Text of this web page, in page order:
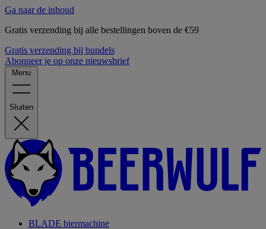
Ga naar de inhoud
Gratis verzending bij alle bestellingen boven de €59
Gratis verzending bij bundels
Abonneer je op onze nieuwsbrief
Menu
Sluiten
BLADE biermachine